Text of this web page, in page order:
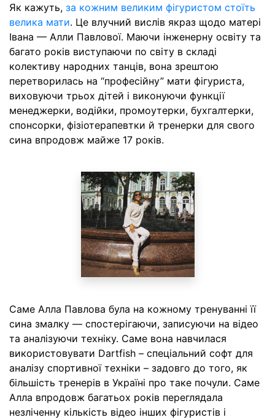
Як кажуть, за кожним великим фігуристом стоїть
велика мати. Це влучний вислів якраз щодо матері
Івана — Алли Павлової. Маючи інженерну освіту та
багато років виступаючи по світу в складі
колективу народних танців, вона зрештою
перетворилась на “професійну” мати фігуриста,
виховуючи трьох дітей і виконуючи функції
менеджерки, водійки, промоутерки, бухгалтерки,
спонсорки, фізіотерапевтки й тренерки для свого
сина впродовж майже 17 років.
Саме Алла Павлова була на кожному тренуванні її
сина змалку — спостерігаючи, записуючи на відео
та аналізуючи техніку. Саме вона навчилася
використовувати Dartfish – спеціальний софт для
аналізу спортивної техніки – задовго до того, як
більшість тренерів в Україні про таке почули. Саме
Алла впродовж багатьох років переглядала
незліченну кількість відео інших фігуристів і